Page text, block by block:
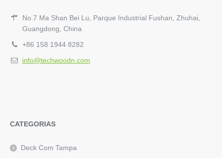
No.7 Ma Shan Bei Lu, Parque Industrial Fushan, Zhuhai,
Guangdong, China
+86 158 1944 8282
info@techwoodn.com
CATEGORIAS
Deck Com Tampa